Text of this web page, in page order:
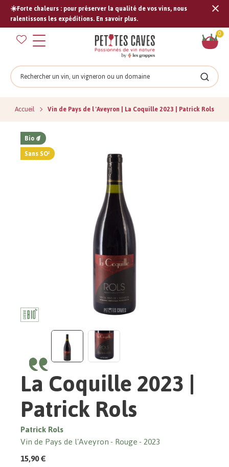
☀️Forte chaleurs : pour préserver la qualité de vos vins, nous
ralentissons les expéditions. En savoir plus.
0
Rechercher
Accueil Vin de Pays de l 'Aveyron | La Coquille 2023 | Patrick Rols
Bio
Sans SO²
La Coquille 2023 |
Patrick Rols
Patrick Rols
Vin de Pays de l'Aveyron Rouge 2023
15,90 €